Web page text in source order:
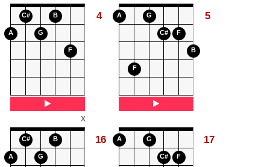
A
C#
G
B
F
4 A
F
G
C# F
B
5
A
C#
G
B
X
16 A G
C# F
17